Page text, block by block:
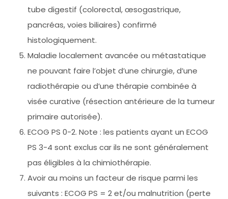
tube digestif (colorectal, œsogastrique,
pancréas, voies biliaires) confirmé
histologiquement.
Maladie localement avancée ou métastatique
ne pouvant faire l’objet d’une chirurgie, d’une
radiothérapie ou d’une thérapie combinée à
visée curative (résection antérieure de la tumeur
primaire autorisée).
ECOG PS 0-2. Note : les patients ayant un ECOG
PS 3-4 sont exclus car ils ne sont généralement
pas éligibles à la chimiothérapie.
Avoir au moins un facteur de risque parmi les
suivants : ECOG PS = 2 et/ou malnutrition (perte